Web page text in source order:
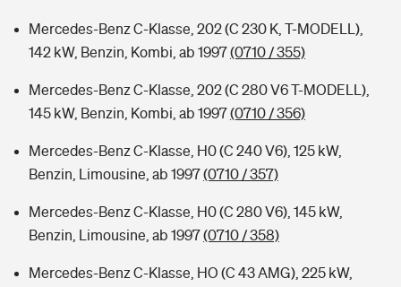
Mercedes-Benz C-Klasse, 202 (C 230 K, T-MODELL),
142 kW, Benzin, Kombi, ab 1997(0710 / 355)
Mercedes-Benz C-Klasse, 202 (C 280 V6 T-MODELL),
145 kW, Benzin, Kombi, ab 1997(0710 / 356)
Mercedes-Benz C-Klasse, H0 (C 240 V6), 125 kW,
Benzin, Limousine, ab 1997(0710 / 357)
Mercedes-Benz C-Klasse, H0 (C 280 V6), 145 kW,
Benzin, Limousine, ab 1997(0710 / 358)
Mercedes-Benz C-Klasse, HO (C 43 AMG), 225 kW,